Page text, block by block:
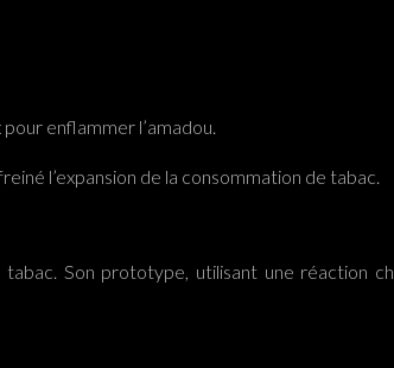
enflammer l’amadou.
l’expansion de la consommation de tabac.
Son prototype, utilisant une réaction